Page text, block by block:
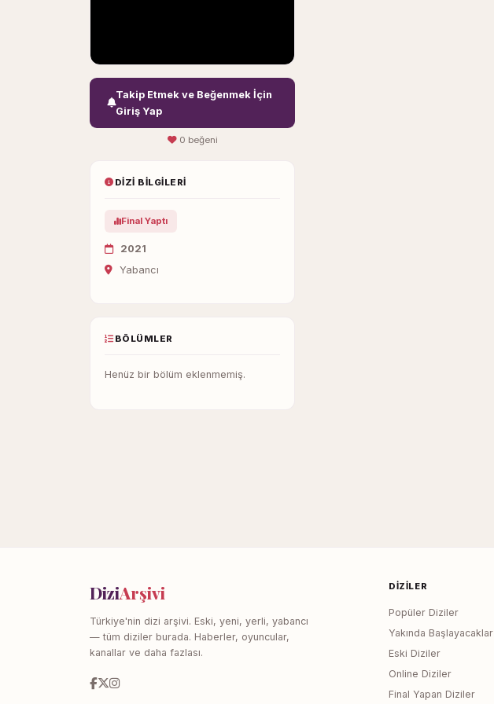
Takip Etmek ve Beğenmek İçin
Giriş Yap
0 beğeni
DIZI BILGILERI
Final Yaptı
2021
Yabancı
BÖLÜMLER
Henüz bir bölüm eklenmemiş.
DiziArşivi
Türkiye'nin dizi arşivi. Eski, yeni, yerli, yabancı
— tüm diziler burada. Haberler, oyuncular,
kanallar ve daha fazlası.
DIZILER
Popüler Diziler
Yakında Başlayacaklar
Eski Diziler
Online Diziler
Final Yapan Diziler